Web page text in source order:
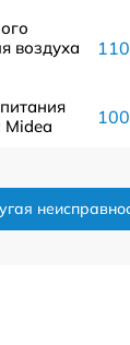
воздуха
Midea